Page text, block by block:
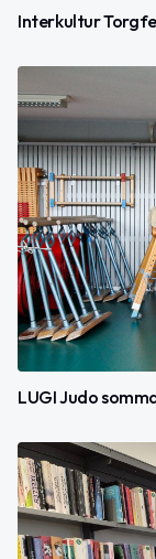
Interkultur
LUGI Judo